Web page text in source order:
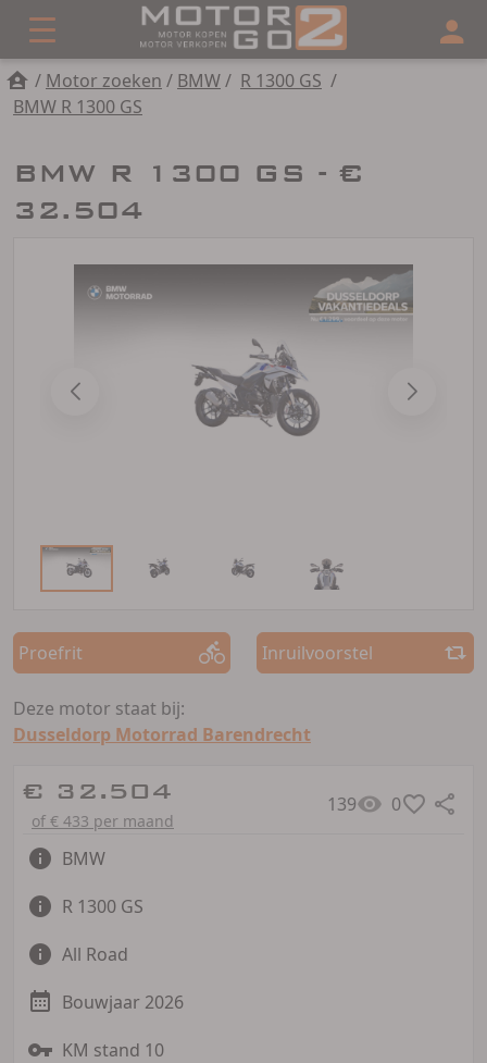
/ Motor zoeken / BMW/ R 1300 GS /
BMW R 1300 GS
BMW R 1300 GS - €
32.504
Proefrit Inruilvoorstel
Deze motor staat bij:
Dusseldorp Motorrad Barendrecht
€ 32.504
of € 433 per maand
139 0
BMW
R 1300 GS
All Road
Bouwjaar 2026
KM stand 10